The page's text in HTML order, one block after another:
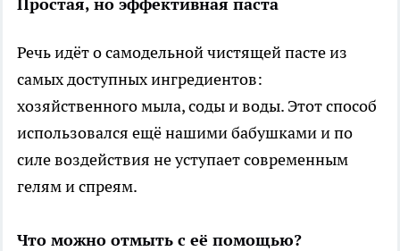
Речь идёт о самодельной чистящей пасте из
самых доступных ингредиентов:
хозяйственного мыла, соды и воды. Этот способ
использовался ещё нашими бабушками и по
силе воздействия не уступает современным
гелям и спреям.
Что можно отмыть с её помощью?